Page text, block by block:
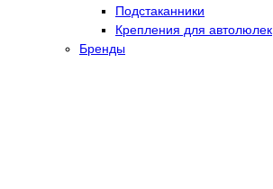
Подстаканники
Крепления для автолюлек
Бренды